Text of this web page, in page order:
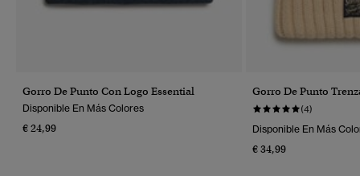
Gorro De Punto Con Logo Essential
Disponible En Más Colores
€ 24,99
Gorro De Punto
(4)
Disponible En Más
€ 34,99